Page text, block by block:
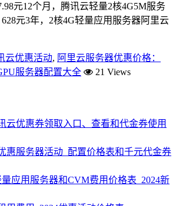
元12个月，腾讯云轻量2核4G5M服务
元3年，2核4G轻量应用服务器阿里云
云优惠活动, 阿里云服务器优惠价格：
服务器配置大全
21 Views
云优惠券领取入口、查看和代金券使用
惠服务器活动_配置价格表和千元代金券
应用服务器和CVM费用价格表_2024新